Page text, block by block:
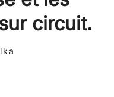
circuit.